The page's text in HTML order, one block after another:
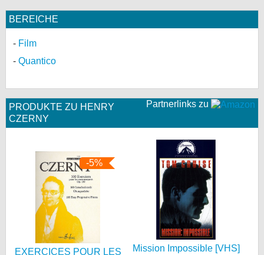
BEREICHE
Film
Quantico
Partnerlinks zu
PRODUKTE ZU HENRY
CZERNY
-5%
EXERCICES POUR LES
Mission Impossible [VHS]
Impressum